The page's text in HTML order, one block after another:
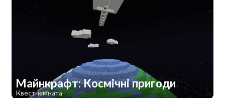
Майнкрафт: Космічні пригоди
Квест-кімната